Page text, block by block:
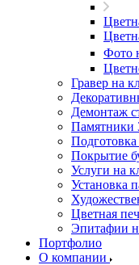
Фото
Гравер на
Демонтаж
Памятники
Подготовка
Покрытие
Услуги на
Установка
Цветная
Эпитафии
Портфолио
О компании